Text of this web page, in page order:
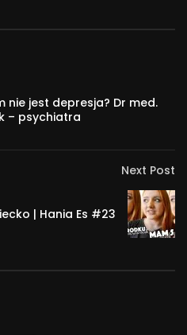
nie jest depresja? Dr med.
– psychiatra
Next Post
| Hania Es #23